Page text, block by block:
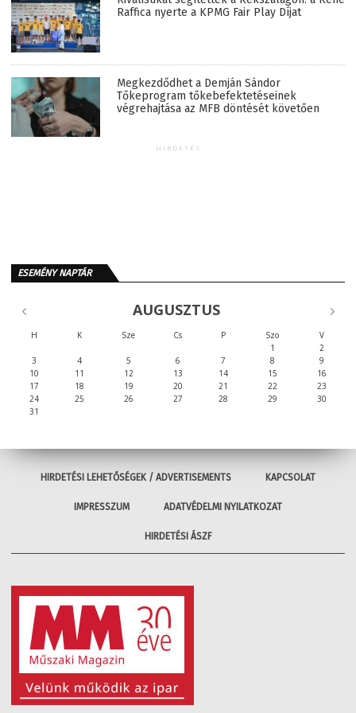
Raffica nyerte a KPMG Fair Play Díjat
Megkezdődhet a Demján Sándor
Tőkeprogram tőkebefektetéseinek
végrehajtása az MFB döntését követően
HIRDETÉS
ESEMÉNY NAPTÁR
AUGUSZTUS
H K Sze Cs P Szo
V
1
2
3
4 5 6 7 8
9
10
11 12 13 14 15
16
17
18 19 20 21 22
23
24
25 26 27 28 29
30
31
HIRDETÉSI LEHETŐSÉGEK / ADVERTISEMENTS KAPCSOLAT
IMPRESSZUM ADATVÉDELMI NYILATKOZAT
HIRDETÉSI ÁSZF